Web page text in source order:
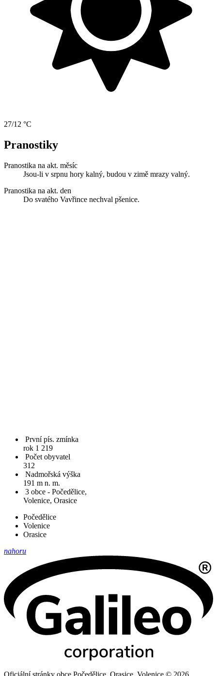
27/12 °C
Pranostiky
Pranostika na akt. měsíc
Jsou-li v srpnu hory kalný, budou v zimě mrazy valný.
Pranostika na akt. den
Do svatého Vavřince nechval pšenice.
První pís. zmínka
rok 1 219
Počet obyvatel
312
Nadmořská výška
191 m n. m.
3 obce - Počedělice,
Volenice, Orasice
Počedělice
Volenice
Orasice
nahoru